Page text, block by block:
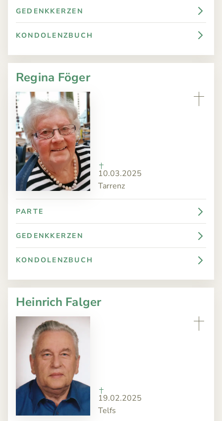
GEDENKKERZEN
KONDOLENZBUCH
Regina Föger
10.03.2025
Tarrenz
PARTE
GEDENKKERZEN
KONDOLENZBUCH
Heinrich Falger
19.02.2025
Telfs